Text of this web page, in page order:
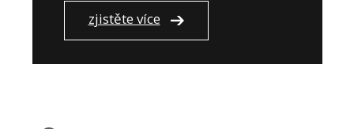
zjistěte více